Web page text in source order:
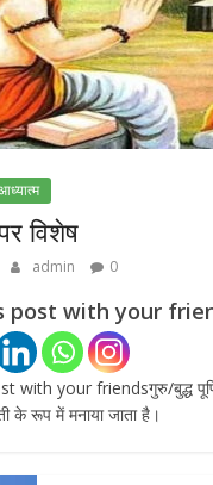
NEET-UG प्रदर्शन मामले
फैसला, 13 FIR मामलों में
July 31, 2026 0
विशेष
admin 0
post with your
with your friendsगुरु/बुद्ध
के रूप में मनाया जाता है।